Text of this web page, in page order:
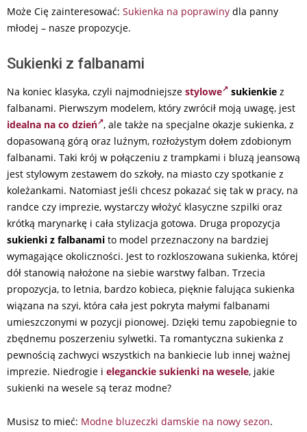
Może Cię zainteresować: Sukienka na poprawiny dla panny
młodej – nasze propozycje.
Sukienki z falbanami
Na koniec klasyka, czyli najmodniejsze stylowe sukienkie z
falbanami. Pierwszym modelem, który zwrócił moją uwagę, jest
idealna na co dzień , ale także na specjalne okazje sukienka, z
dopasowaną górą oraz luźnym, rozłożystym dołem zdobionym
falbanami. Taki krój w połączeniu z trampkami i bluzą jeansową
jest stylowym zestawem do szkoły, na miasto czy spotkanie z
koleżankami. Natomiast jeśli chcesz pokazać się tak w pracy, na
randce czy imprezie, wystarczy włożyć klasyczne szpilki oraz
krótką marynarkę i cała stylizacja gotowa. Druga propozycja
sukienki z falbanami to model przeznaczony na bardziej
wymagające okoliczności. Jest to rozkloszowana sukienka, której
dół stanowią nałożone na siebie warstwy falban. Trzecia
propozycja, to letnia, bardzo kobieca, pięknie falująca sukienka
wiązana na szyi, która cała jest pokryta małymi falbanami
umieszczonymi w pozycji pionowej. Dzięki temu zapobiegnie to
zbędnemu poszerzeniu sylwetki. Ta romantyczna sukienka z
pewnością zachwyci wszystkich na bankiecie lub innej ważnej
imprezie. Niedrogie i eleganckie sukienki na wesele, jakie
sukienki na wesele są teraz modne?
Musisz to mieć: Modne bluzeczki damskie na nowy sezon.